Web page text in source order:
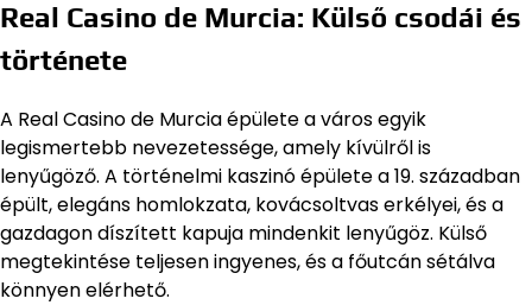
Real Casino de Murcia: Külső csodái és
története
A Real Casino de Murcia épülete a város egyik
legismertebb nevezetessége, amely kívülről is
lenyűgöző. A történelmi kaszinó épülete a 19. században
épült, elegáns homlokzata, kovácsoltvas erkélyei, és a
gazdagon díszített kapuja mindenkit lenyűgöz. Külső
megtekintése teljesen ingyenes, és a főutcán sétálva
könnyen elérhető.